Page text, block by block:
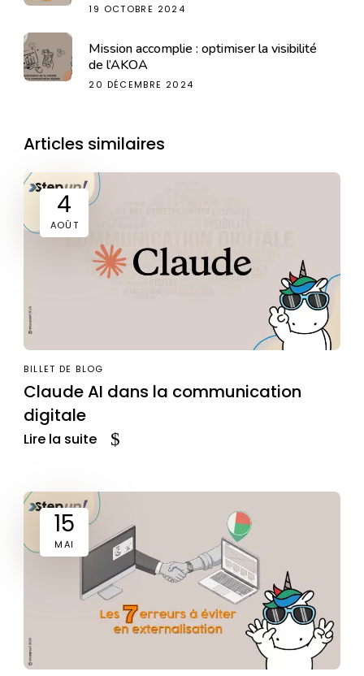
19 OCTOBRE 2024
Mission accomplie : optimiser la visibilité
de l’AKOA
20 DÉCEMBRE 2024
Articles similaires
4
AOÛT
BILLET DE BLOG
Claude AI dans la communication
digitale
Lire la suite
15
MAI